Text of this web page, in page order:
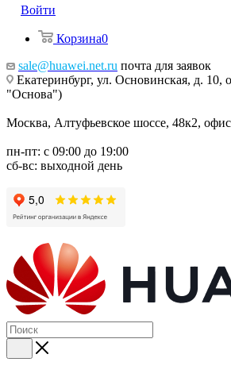
Войти
Корзина0
sale@huawei.net.ru почта для заявок
Екатеринбург, ул. Основинская, д. 10,
"Основа")
Москва, Алтуфьевское шоссе, 48к2,
пн-пт: с 09:00 до 19:00
сб-вс: выходной день